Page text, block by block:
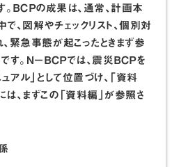
す。ＢＣＰの成果は、通常、計画本
、図解やチェックリスト、個別対
緊急事態が起こったときまず参
。Ｎ－ＢＣＰでは、震災ＢＣＰを
アル」として位置づけ、「資料
、まずこの「資料編」が参照さ